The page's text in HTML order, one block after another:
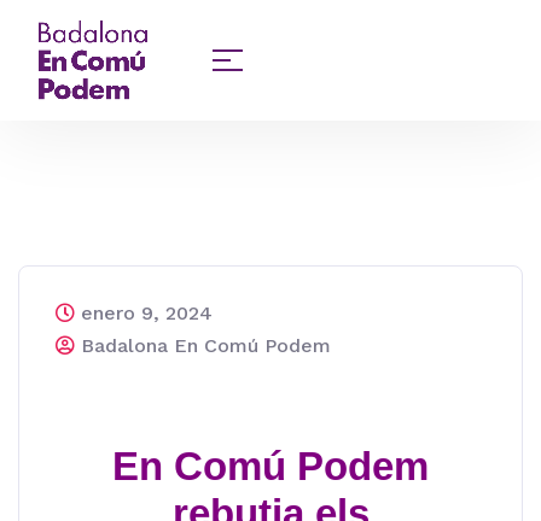
enero 9, 2024
Badalona En Comú Podem
En Comú Podem